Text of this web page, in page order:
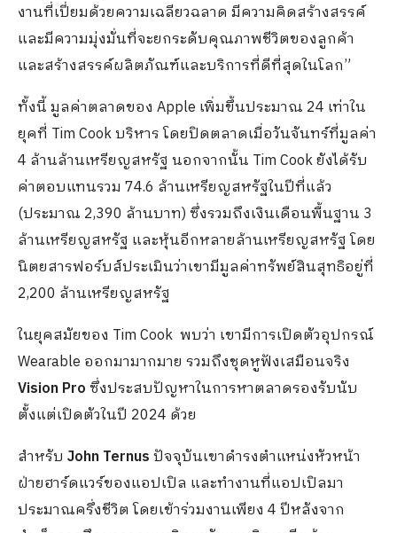
งานที่เปี่ยมด้วยความเฉลียวฉลาด มีความคิดสร้างสรรค์
และมีความมุ่งมั่นที่จะยกระดับคุณภาพชีวิตของลูกค้า
และสร้างสรรค์ผลิตภัณฑ์และบริการที่ดีที่สุดในโลก”
ทั้งนี้ มูลค่าตลาดของ Apple เพิ่มขึ้นประมาณ 24 เท่าใน
ยุคที่ Tim Cook บริหาร โดยปิดตลาดเมื่อวันจันทร์ที่มูลค่า
4 ล้านล้านเหรียญสหรัฐ นอกจากนั้น Tim Cook ยังได้รับ
ค่าตอบแทนรวม 74.6 ล้านเหรียญสหรัฐในปีที่แล้ว
(ประมาณ 2,390 ล้านบาท) ซึ่งรวมถึงเงินเดือนพื้นฐาน 3
ล้านเหรียญสหรัฐ และหุ้นอีกหลายล้านเหรียญสหรัฐ โดย
นิตยสารฟอร์บส์ประเมินว่าเขามีมูลค่าทรัพย์สินสุทธิอยู่ที่
2,200 ล้านเหรียญสหรัฐ
ในยุคสมัยของ Tim Cook พบว่า เขามีการเปิดตัวอุปกรณ์
Wearable ออกมามากมาย รวมถึงชุดหูฟังเสมือนจริง
Vision Proซึ่งประสบปัญหาในการหาตลาดรองรับนับ
ตั้งแต่เปิดตัวในปี 2024 ด้วย
สำหรับ John Ternusปัจจุบันเขาดำรงตำแหน่งหัวหน้า
ฝ่ายฮาร์ดแวร์ของแอปเปิล และทำงานที่แอปเปิลมา
ประมาณครึ่งชีวิต โดยเข้าร่วมงานเพียง 4 ปีหลังจาก